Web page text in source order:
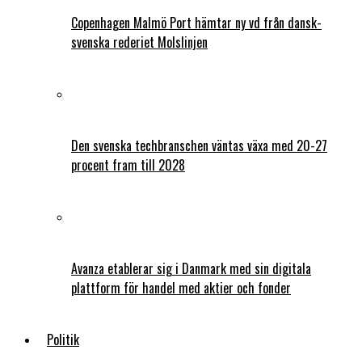
Copenhagen Malmö Port hämtar ny vd från dansk-
svenska rederiet Molslinjen
Den svenska techbranschen väntas växa med 20-27
procent fram till 2028
Avanza etablerar sig i Danmark med sin digitala
plattform för handel med aktier och fonder
Politik